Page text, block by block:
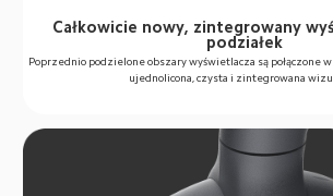
Całkowicie nowy, zintegrowany
podziałek
Poprzednio podzielone obszary wyświetlacza są połączone
ujednolicona, czysta i zintegrowana